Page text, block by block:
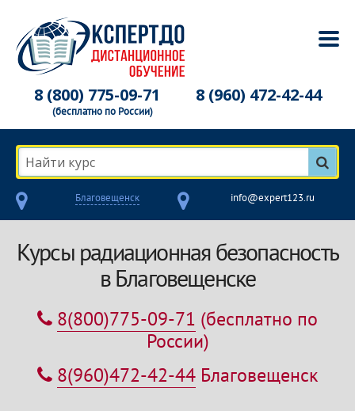
8 (800) 775-09-71
(бесплатно по России)
8 (960) 472-42-44
Найти курс
Благовещенск info@expert123.ru
Курсы радиационная безопасность
в Благовещенске
8(800)775-09-71 (бесплатно по
России)
8(960)472-42-44 Благовещенск